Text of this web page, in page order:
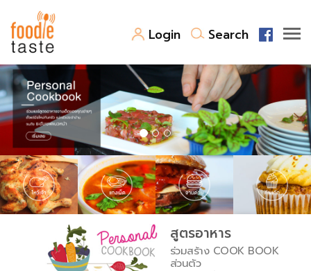
Login Search
สูตรอาหาร
สูตรอาหารล่าสุด
Top Foodie
พาไปชิม
สารพันก้นครัว
เคล็ดลับน่ารู้
เปรียบเทียบหน่วยการตวง
เปรียบเทียบอุณหภูมิ
FoodPedia
สร้าง Cookbook
สูตรอาหาร
ร่วมสร้าง COOK BOOK
ส่วนตัว